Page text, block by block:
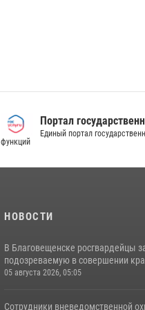
Портал
Единый портал
функций
НОВОСТИ
В Благовещенске росгвардейцы
подозреваемую в совершении
05 августа 2026, 05:05
Сотрудники вневедомственной